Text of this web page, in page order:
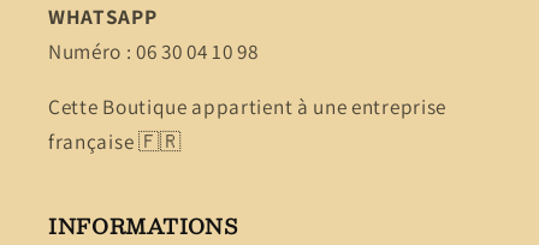
WHATSAPP
Numéro : 06 30 04 10 98
Cette Boutique appartient à une entreprise
française 🇫🇷
INFORMATIONS